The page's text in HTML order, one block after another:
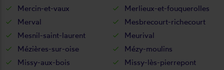
Mercin-et-vaux
Merlieux-et-fouquerolles
Merval
Mesbrecourt-richecourt
Mesnil-saint-laurent
Meurival
Mézières-sur-oise
Mézy-moulins
Missy-aux-bois
Missy-lès-pierrepont